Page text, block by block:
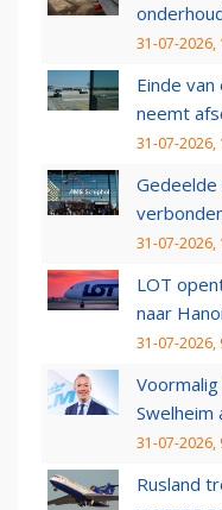
31-07-2026,
Einde
neemt
31-07-2026,
31-07-2026,
LOT
naar Hanoi
31-07-2026,
Swelheim
31-07-2026,
Rusland